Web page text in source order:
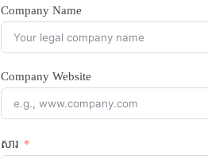
Company Name
Company Website
សារ